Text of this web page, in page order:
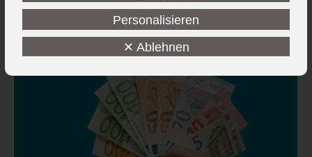
Personalisieren
✕ Ablehnen